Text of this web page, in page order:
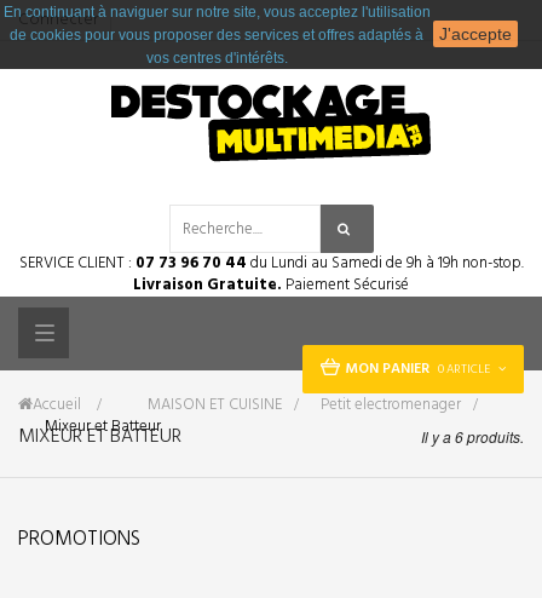
Connecter
MON PANIER 0 ARTICLE
SERVICE CLIENT : 07 73 96 70 44du Lundi au Samedi de 9h à 19h non-stop.
Livraison Gratuite. Paiement Sécurisé
Toggle
navigation
Accueil &gt; MAISON ET CUISINE >
Petit electromenager
>
Mixeur et Batteur
PROMOTIONS
MIXEUR ET BATTEUR Il y a 6 produits.
En continuant à naviguer sur notre site, vous acceptez l'utilisation
de cookies pour vous proposer des services et offres adaptés à
vos centres d'intérêts.
J'accepte